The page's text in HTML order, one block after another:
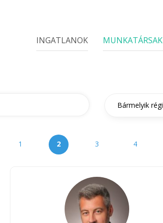
INGATLANOK MUNKATÁRSAK
1 2 3 4